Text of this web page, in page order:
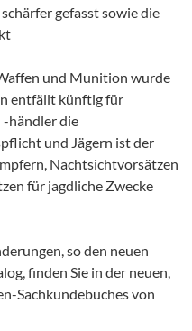
gefasst sowie die
und Munition wurde
entfällt künftig für
händler die
und Jägern ist der
Nachtsichtvorsätzen
für jagdliche Zwecke
so den neuen
finden Sie in der neuen,
Sachkundebuches von